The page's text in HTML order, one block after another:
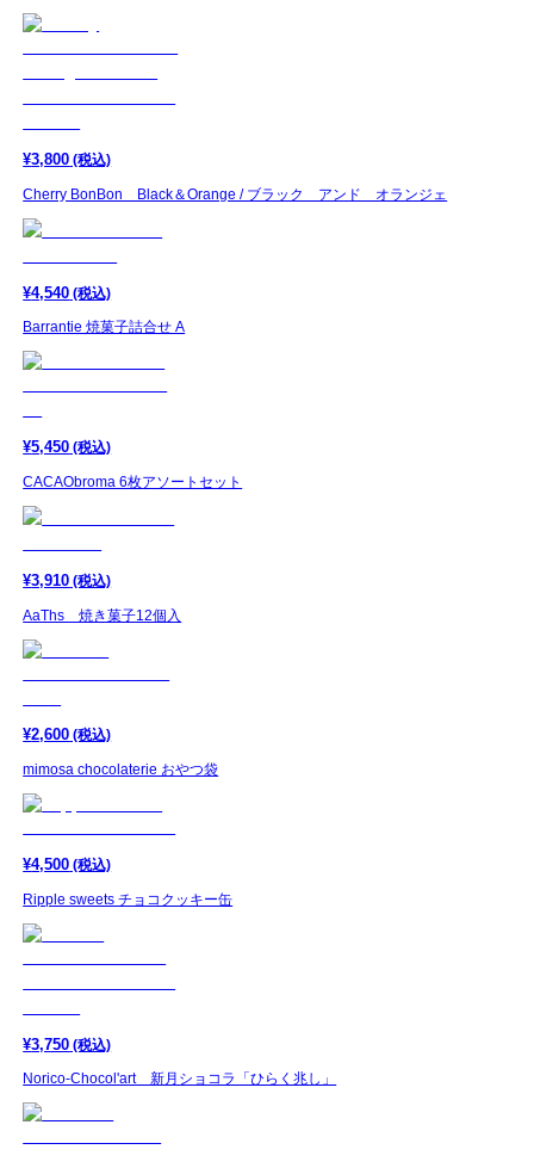
¥3,800 (税込)
Cherry BonBon Black＆Orange / ブラック アンド オランジェ
¥4,540 (税込)
Barrantie 焼菓子詰合せ A
¥5,450 (税込)
CACAObroma 6枚アソートセット
¥3,910 (税込)
AaThs 焼き菓子12個入
¥2,600 (税込)
mimosa chocolaterie おやつ袋
¥4,500 (税込)
Ripple sweets チョコクッキー缶
¥3,750 (税込)
Norico-Chocol'art 新月ショコラ「ひらく兆し」